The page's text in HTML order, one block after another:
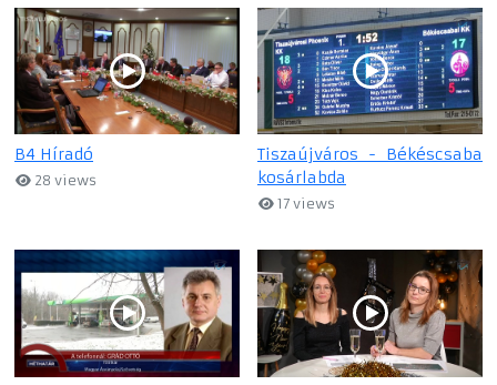
B4 Híradó
28 views
Tiszaújváros - Békéscsaba
kosárlabda
17 views